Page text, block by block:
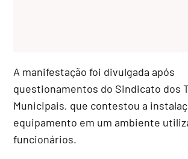
A manifestação foi divulgada após
questionamentos do Sindicato dos
Municipais, que contestou a
equipamento em um ambiente
funcionários.